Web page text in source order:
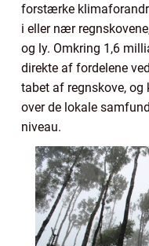
forstærke
i eller nær
og ly. Omkring 1,6
direkte af fordelene
tabet af regnskove,
over de lokale
niveau.